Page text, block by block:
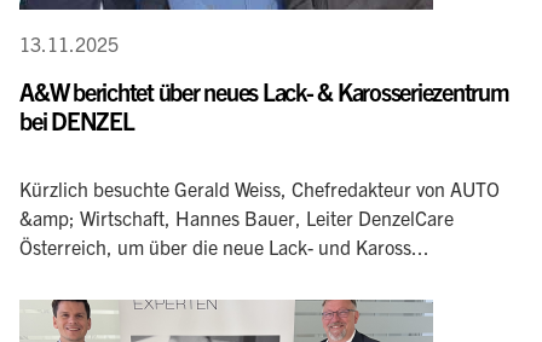
13.11.2025
A&W berichtet über neues Lack- & Karosseriezentrum
bei DENZEL
Kürzlich besuchte Gerald Weiss, Chefredakteur von AUTO
&amp; Wirtschaft, Hannes Bauer, Leiter DenzelCare
Österreich, um über die neue Lack- und Kaross...